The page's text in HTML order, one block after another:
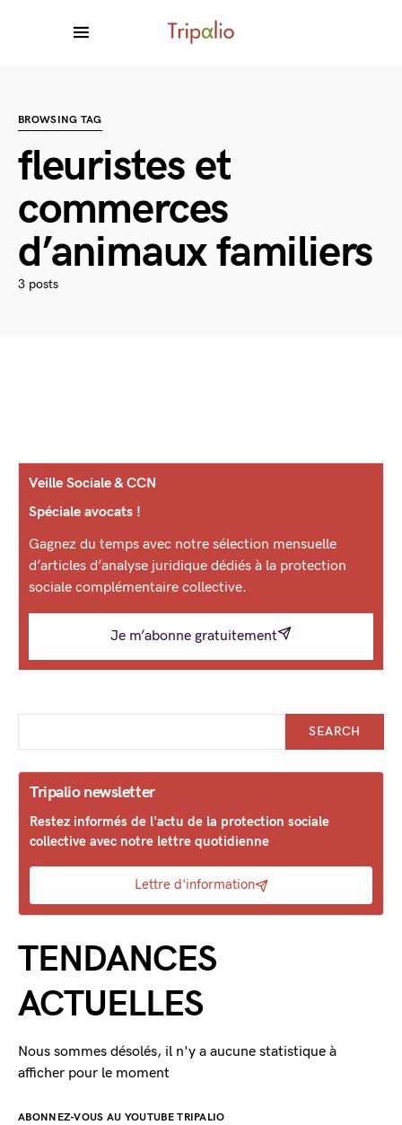
BROWSING TAG
fleuristes et
commerces
d’animaux familiers
3 posts
Veille Sociale & CCN
Spéciale avocats !
Gagnez du temps avec notre sélection mensuelle
d’articles d’analyse juridique dédiés à la protection
sociale complémentaire collective.
Je m’abonne gratuitement
SEARCH
Tripalio newsletter
Restez informés de l'actu de la protection sociale
collective avec notre lettre quotidienne
Lettre d'information
TENDANCES
ACTUELLES
Nous sommes désolés, il n'y a aucune statistique à
afficher pour le moment
ABONNEZ-VOUS AU YOUTUBE TRIPALIO